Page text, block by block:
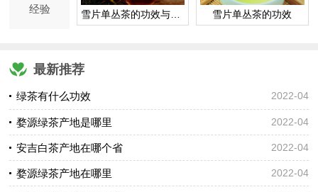
经验 雪片单丛茶的功效与作用 雪片单丛茶的功效
最新推荐
绿茶有什么功效 2022-04
婺源绿茶产地是哪里 2022-04
安吉白茶产地在哪个省 2022-04
婺源绿茶产地在哪里 2022-04